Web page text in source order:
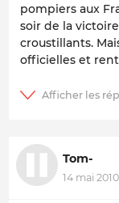
pompiers aux
soir de la
croustillants.
officielles et
Tom-
14 mai